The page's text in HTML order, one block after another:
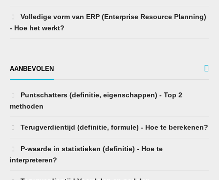
Volledige vorm van ERP (Enterprise Resource Planning)
- Hoe het werkt?
AANBEVOLEN
Puntschatters (definitie, eigenschappen) - Top 2
methoden
Terugverdientijd (definitie, formule) - Hoe te berekenen?
P-waarde in statistieken (definitie) - Hoe te
interpreteren?